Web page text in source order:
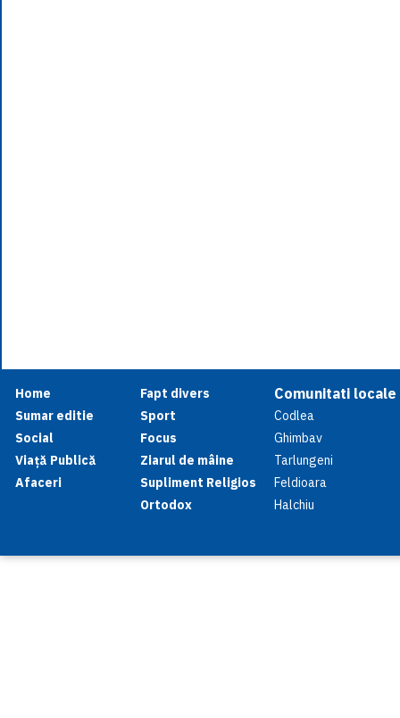
Home
Sumar editie
Social
Viață Publică
Afaceri
Fapt divers
Sport
Focus
Ziarul de mâine
Supliment Religios
Ortodox
Comunitati locale
Codlea
Ghimbav
Tarlungeni
Feldioara
Halchiu